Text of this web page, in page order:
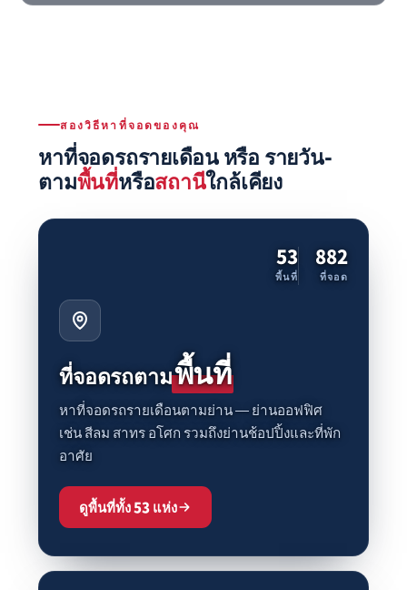
สองวิธีหาที่จอดของคุณ
หาที่จอดรถรายเดือน หรือ รายวัน-
ตามพื้นที่หรือสถานีใกล้เคียง
53
พื้นที่
882
ที่จอด
ที่จอดรถตามพื้นที่
หาที่จอดรถรายเดือนตามย่าน — ย่านออฟฟิศ
เช่น สีลม สาทร อโศก รวมถึงย่านช้อปปิ้งและที่พัก
อาศัย
ดูพื้นที่ทั้ง 53 แห่ง